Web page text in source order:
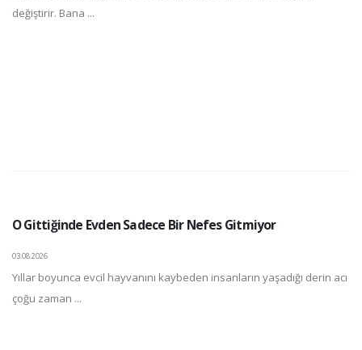
değiştirir. Bana ...
O Gittiğinde Evden Sadece Bir Nefes Gitmiyor
03.08.2026
Yıllar boyunca evcil hayvanını kaybeden insanların yaşadığı derin acı
çoğu zaman ...